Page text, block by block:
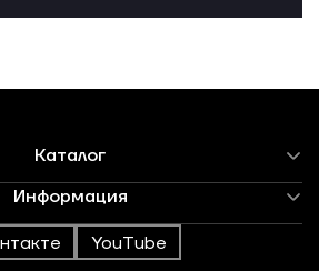
Каталог
Информация
YouTube